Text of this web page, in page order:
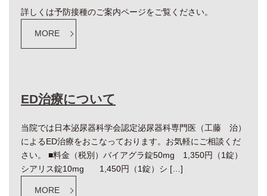
詳しくは予防接種のご案内ページをご覧ください。
MORE
ED治療について
当院では日本泌尿器科学会認定泌尿器科専門医（工藤 治）
によるED治療をおこなっております。お気軽にご相談くだ
さい。 ■料金（税別）バイアグラ錠50mg 1,350円（1錠）
シアリス錠10mg 1,450円（1錠）シ […]
MORE